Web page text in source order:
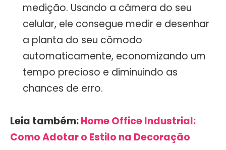
medição. Usando a câmera do seu
celular, ele consegue medir e desenhar
a planta do seu cômodo
automaticamente, economizando um
tempo precioso e diminuindo as
chances de erro.
Leia também:Home Office Industrial:
Como Adotar o Estilo na Decoração